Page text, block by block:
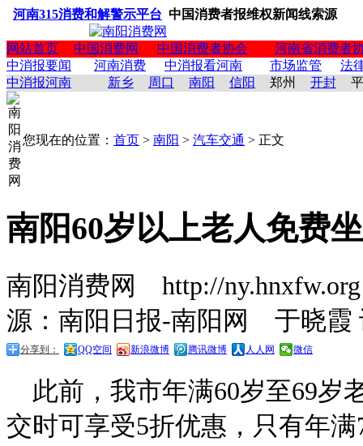
河南315消费和解警示平台 中国消费者报维权新闻线索源
网站首页 中国消费网 中国消费者协会
河南省消费者
中消报要闻
河南消费 中消报看河南 市场监管
法
中消报河南
新乡 周口 南阳 信阳 郑州 开封
您现在的位置： 首页 > 南阳 > 汽车交通 > 正文
南阳60岁以上老人免费
南阳消费网 http://
源：南阳日报-南阳网 于晓霞
分享到： QQ空间 新浪微博 腾讯微博 人人网 微信
此前，我市年满60岁至69岁
交时可享受5折优惠，只有年